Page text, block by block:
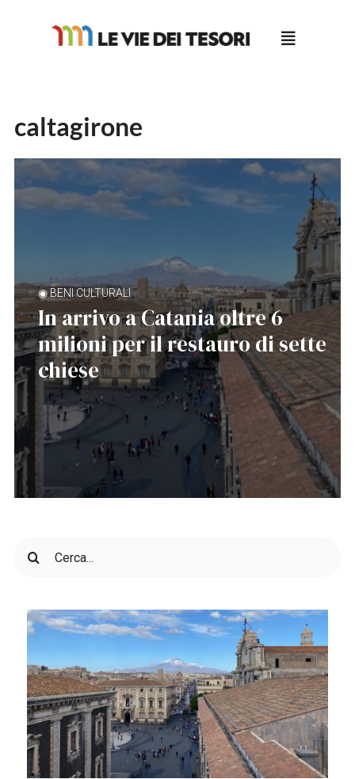
caltagirone
◉ BENI CULTURALI
In arrivo a Catania oltre 6
milioni per il restauro di sette
chiese
per: